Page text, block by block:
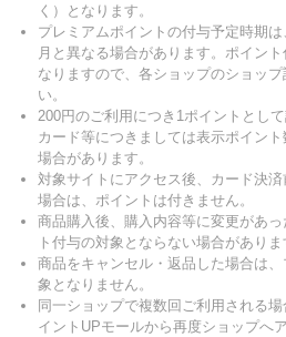
く）となります。
プレミアムポイントの付与予定時期
月と異なる場合があります。ポイン
なりますので、各ショップのショッ
い。
200円のご利用につき1ポイントとし
カード等につきましては表示ポイン
場合があります。
対象サイトにアクセス後、カード決
場合は、ポイントは付きません。
商品購入後、購入内容等に変更があ
ト付与の対象とならない場合がありま
商品をキャンセル・返品した場合は
象となりません。
同一ショップで複数回ご利用される
イントUPモールから再度ショップへ